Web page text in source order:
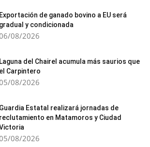
Exportación de ganado bovino a EU será
gradual y condicionada
08/2026
Laguna del Chairel acumula más saurios que
el Carpintero
08/2026
Guardia Estatal realizará jornadas de
reclutamiento en Matamoros y Ciudad
08/2026